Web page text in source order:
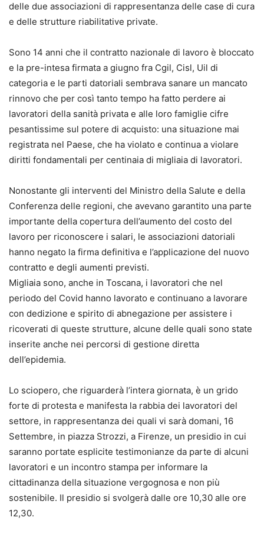
delle due associazioni di rappresentanza delle case di cura
e delle strutture riabilitative private.
Sono 14 anni che il contratto nazionale di lavoro è bloccato
e la pre-intesa firmata a giugno fra Cgil, Cisl, Uil di
categoria e le parti datoriali sembrava sanare un mancato
rinnovo che per così tanto tempo ha fatto perdere ai
lavoratori della sanità privata e alle loro famiglie cifre
pesantissime sul potere di acquisto: una situazione mai
registrata nel Paese, che ha violato e continua a violare
diritti fondamentali per centinaia di migliaia di lavoratori.
Nonostante gli interventi del Ministro della Salute e della
Conferenza delle regioni, che avevano garantito una parte
importante della copertura dell’aumento del costo del
lavoro per riconoscere i salari, le associazioni datoriali
hanno negato la firma definitiva e l’applicazione del nuovo
contratto e degli aumenti previsti.
Migliaia sono, anche in Toscana, i lavoratori che nel
periodo del Covid hanno lavorato e continuano a lavorare
con dedizione e spirito di abnegazione per assistere i
ricoverati di queste strutture, alcune delle quali sono state
inserite anche nei percorsi di gestione diretta
dell’epidemia.
Lo sciopero, che riguarderà l’intera giornata, è un grido
forte di protesta e manifesta la rabbia dei lavoratori del
settore, in rappresentanza dei quali vi sarà domani, 16
Settembre, in piazza Strozzi, a Firenze, un presidio in cui
saranno portate esplicite testimonianze da parte di alcuni
lavoratori e un incontro stampa per informare la
cittadinanza della situazione vergognosa e non più
sostenibile. Il presidio si svolgerà dalle ore 10,30 alle ore
12,30.